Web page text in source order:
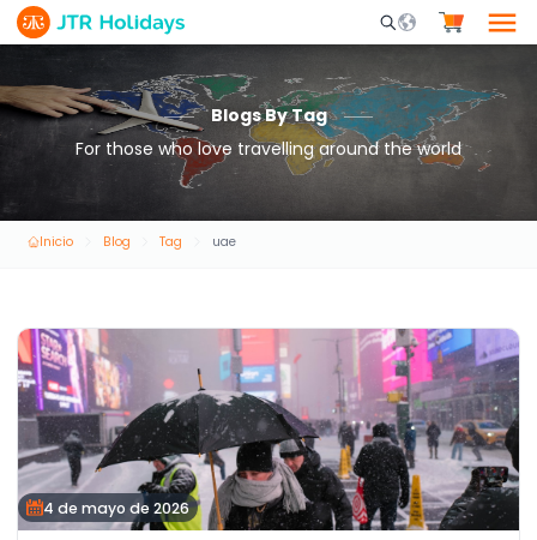
Mobile Search
Blogs By Tag
For those who love travelling around the world
Inicio Blog Tag uae
4 de mayo de 2026